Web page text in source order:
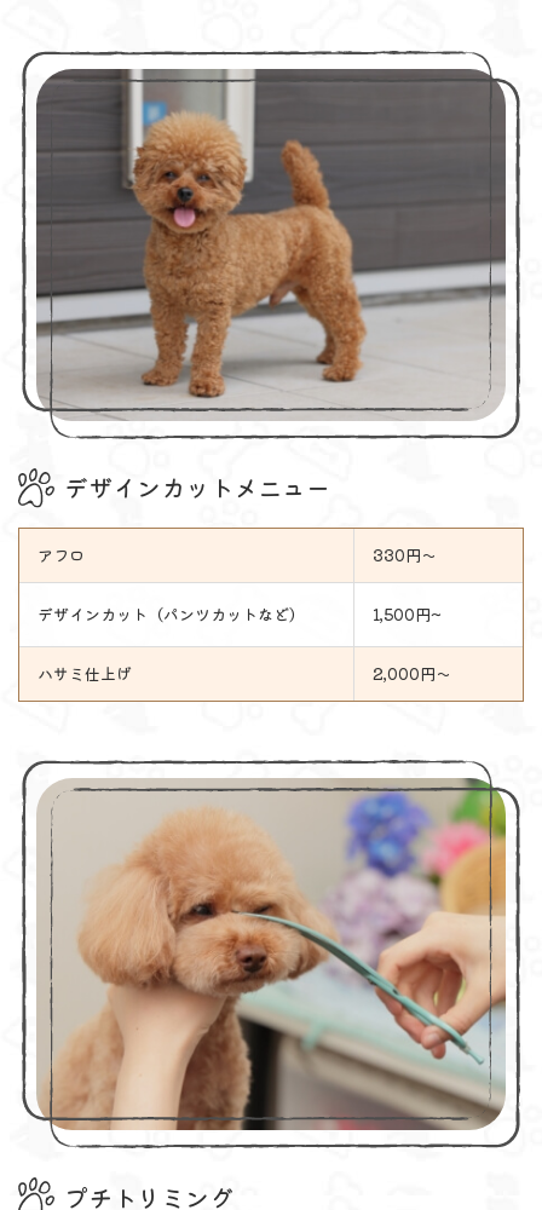
デザインカットメニュー
アフロ 330円～
デザインカット（パンツカットなど） 1,500円~
ハサミ仕上げ 2,000円～
プチトリミング